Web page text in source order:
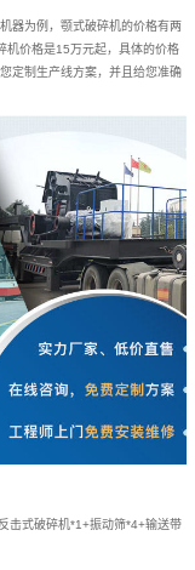
器为例，颚式破碎机的价格有两
机价格是15万元起，具体的价格
定制生产线方案，并且给您准确
击式破碎机*1+振动筛*4+输送带